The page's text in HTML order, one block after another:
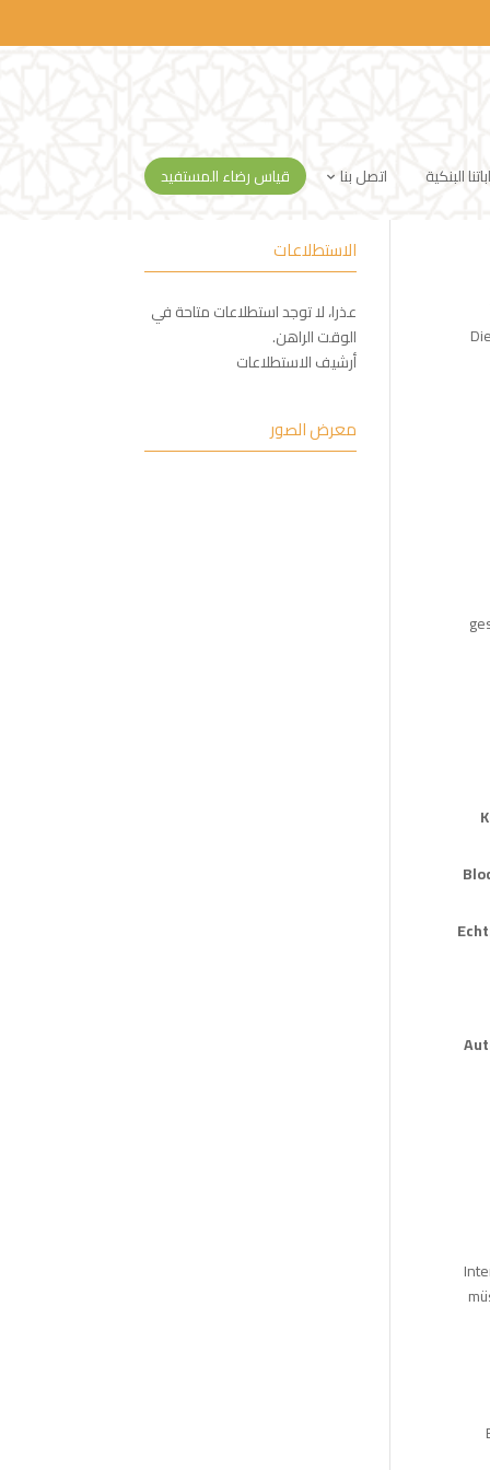
البنكية اتصل بنا قياس رضاء المستفيد
الاستطلاعات
عذرا، لا توجد استطلاعات متاحة في
الوقت الراهن.
أرشيف الاستطلاعات
معرض الصور